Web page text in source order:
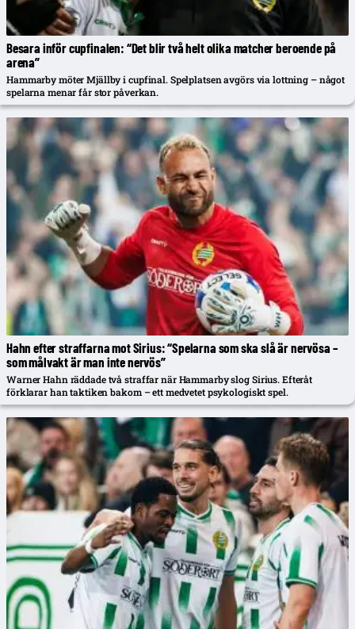
Besara inför cupfinalen: “Det blir två helt olika matcher beroende på
arena”
Hammarby möter Mjällby i cupfinal. Spelplatsen avgörs via lottning – något
spelarna menar får stor påverkan.
Hahn efter straffarna mot Sirius: “Spelarna som ska slå är nervösa –
som målvakt är man inte nervös”
Warner Hahn räddade två straffar när Hammarby slog Sirius. Efteråt
förklarar han taktiken bakom – ett medvetet psykologiskt spel.